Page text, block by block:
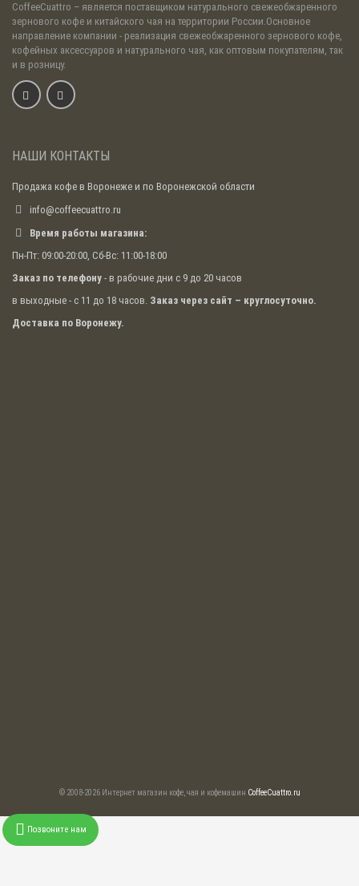
CoffeeCuattro – является поставщиком натурального свежеобжаренного
зернового кофе и китайского чая на территории России.Основное
направление компании - реализация свежеобжаренного зернового кофе,
кофейных аксессуаров и натурального чая, как оптовым покупателям, так
и в розницу.
НАШИ КОНТАКТЫ
Продажа кофе в Воронеже и по Воронежской области
info@coffeecuattro.ru
Время работы магазина:
Пн-Пт: 09:00-20:00, Сб-Вс: 11:00-18:00
Заказ по телефону - в рабочие дни с 9 до 20 часов
в выходные - с 11 до 18 часов. Заказ через сайт – круглосуточно.
Доставка по Воронежу.
© 2008-2026 Интернет магазин кофе, чая и кофемашин CoffeeCuattro.ru
Позвоните нам